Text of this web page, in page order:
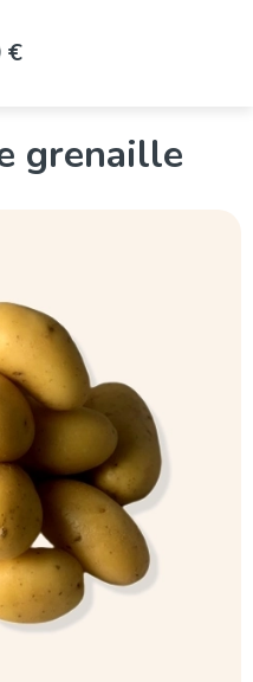
grenaille
€